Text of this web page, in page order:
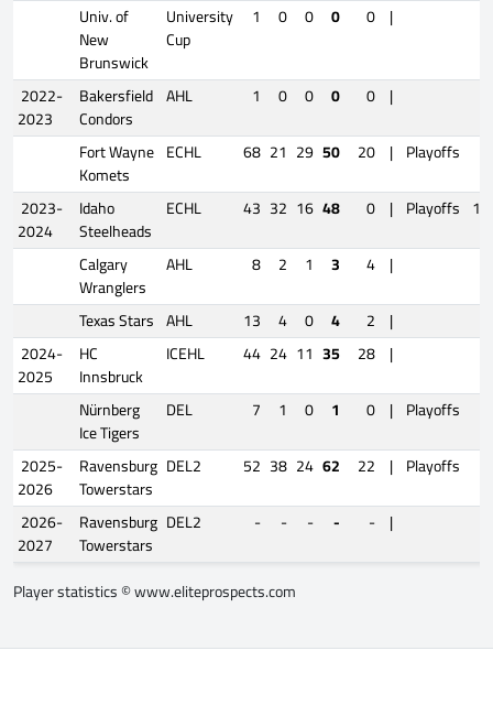
Univ. of
New
Brunswick
University
Cup
1 0 0 0 0 |
2022-
2023
Bakersfield
Condors
AHL 1 0 0 0 0 |
Fort Wayne
Komets
ECHL 68 21 29 50 20 | Playoffs
2023-
2024
Idaho
Steelheads
ECHL 43 32 16 48 0 | Playoffs 10
Calgary
Wranglers
AHL 8 2 1 3 4 |
Texas Stars AHL 13 4 0 4 2 |
2024-
2025
HC
Innsbruck
ICEHL 44 24 11 35 28 |
Nürnberg
Ice Tigers
DEL 7 1 0 1 0 | Playoffs
2025-
2026
Ravensburg
Towerstars
DEL2 52 38 24 62 22 | Playoffs
2026-
2027
Ravensburg
Towerstars
DEL2 - - - - - |
Player statistics ©www.eliteprospects.com